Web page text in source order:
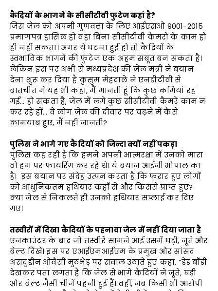
कैदियों के भागने के सीसीटीवी फुटेज कहां है?
जिस जेल को अपनी गुणवत्ता के लिए आईएसओ 9001-2015
प्रमाणपत्र हासिल हो वहां बिना सीसीटीवी कैमरों के काम हो
ही नहीं सकता। अगर ये घटना हुई हो तो कैदियों के
स्वभाविक भागने की फुटेज एक अहम सबूत बन सकता है।
लेकिन इस पर अभी से मध्यप्रदेश की जेल मंत्री ने बयान
देना शुरू कर दिया है कुसुम मेहदाले ने एनडीटीवी से
बातचीत में यह भी कहा, मैं मानती हूं कि कुछ कमियां रह
गईं… हो सकता है, जेल में लगे कुछ सीसीटीवी कैमरे काम न
कर रहे हों… वे लोग जेल की दीवार पर चढ़ने में कैसे
कामयाब हुए, मैं नहीं जानती?
पुलिस ने भागे गए कैदियों को जिन्दा क्यों नहीं पकड़ा
पुलिस कह रही है कि हमने अपनी आत्मरक्षा में उनको मारा
वो हम पर फायरिंग कर रहे थे। ये बयान आईजी भोपाल का
है। इस बयान पर संदेह उत्पन करता है कि फरार हुए लोगों
को आधुनिकतम हथियार कहाँ से और किससे प्राप्त हुए?
क्या जेल से निकलते ही उनको हथियार सप्लाई कर दिए
गए।
तस्वीरों में दिखा कैदियों के पहनावा जेल में नहीं दिया जाता है
एनकाउंटर के बाद जो तस्वीरें सामने आई उसमें घड़ी, जूते और
बेल्ट दिखें। इस पर एआईएमआईएम के प्रमुख और सांसद
असदुद्दीन ओवैसी मुठभेड़ पर सवाल उठाते हुए कहा, “डेड बॉडी
देखकर पता लगता है कि जेल से भागे कैदियों ने जूते, घड़ी
और बेल्ट जैसी चीजें पहनी हुई हैं। वहीं, जब किसी भी आरोपी